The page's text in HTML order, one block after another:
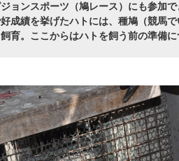
ョンスポーツ（鳩レース）にも参加
成績を挙げたハトには、種鳩（競馬
育。ここからはハトを飼う前の準備に